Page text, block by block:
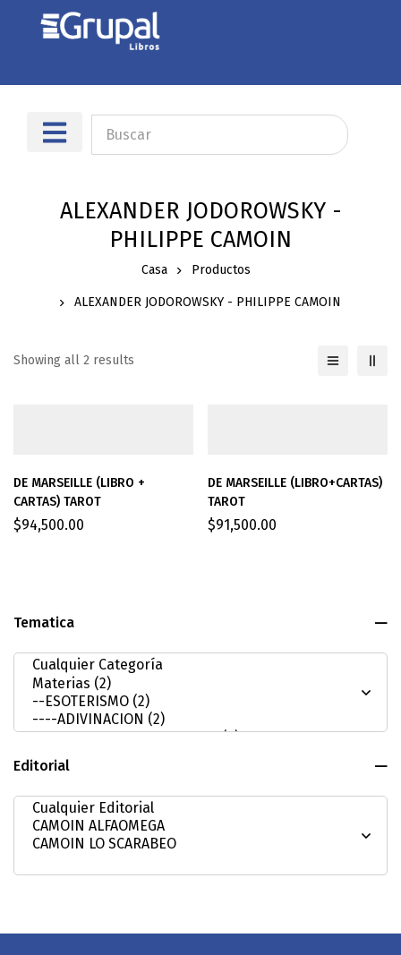
ALEXANDER JODOROWSKY -
PHILIPPE CAMOIN
Casa Productos
ALEXANDER JODOROWSKY - PHILIPPE CAMOIN
Tematica
Editorial
Showing all 2 results
DE MARSEILLE (LIBRO +
CARTAS) TAROT
$94,500.00
DE MARSEILLE (LIBRO+CARTAS)
TAROT
$91,500.00